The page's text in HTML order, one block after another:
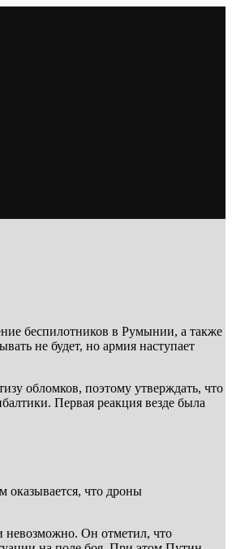
беспилотников в Румынии, а также
не будет, но армия наступает
обломков, поэтому утверждать, что
Первая реакция везде была
оказывается, что дроны
невозможно. Он отметил, что